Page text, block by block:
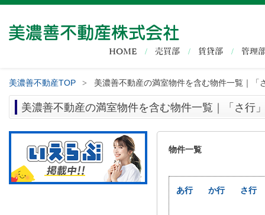
HOME 売買部 賃貸部 管理
美濃善不動産TOP > 美濃善不動産の満室物件を含む物件一覧｜「
美濃善不動産の満室物件を含む物件一覧｜「さ行
物件一覧
あ行 か行 さ行